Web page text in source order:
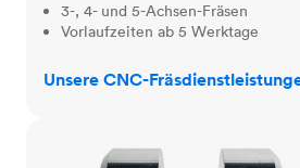
3-, 4- und 5-Achsen-Fräsen
Vorlaufzeiten ab 5 Werktage
Unsere CNC-